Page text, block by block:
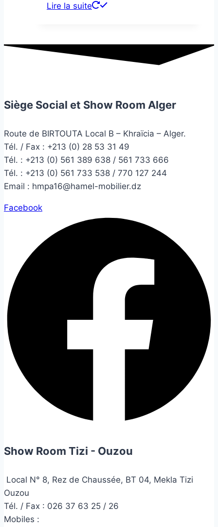
Lire la suite
Siège Social et Show Room Alger
Route de BIRTOUTA Local B – Khraïcia – Alger.
Tél. / Fax : +213 (0) 28 53 31 49
Tél. : +213 (0) 561 389 638 / 561 733 666
Tél. : +213 (0) 561 733 538 / 770 127 244
Email : hmpa16@hamel-mobilier.dz
Facebook
Show Room Tizi - Ouzou
Local N° 8, Rez de Chaussée, BT 04, Mekla Tizi
Ouzou
Tél. / Fax : 026 37 63 25 / 26
Mobiles :